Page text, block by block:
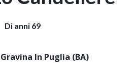
Di anni 69
Gravina In Puglia (BA)